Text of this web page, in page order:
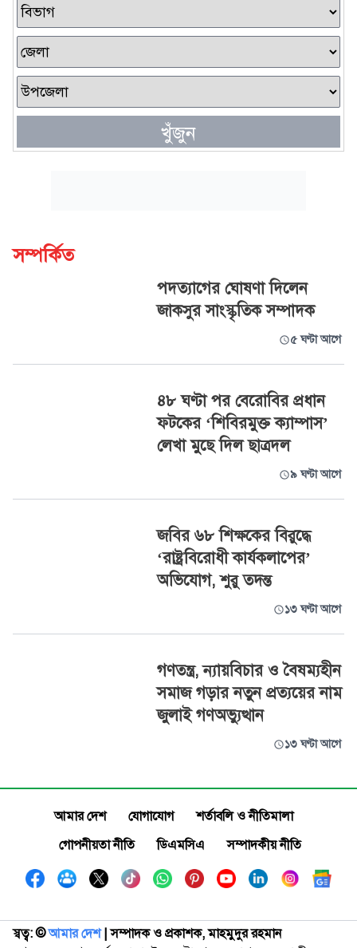
খুঁজুন
সম্পর্কিত
পদত্যাগের ঘোষণা দিলেন
জাকসুর সাংস্কৃতিক সম্পাদক
৫ ঘণ্টা আগে
৪৮ ঘণ্টা পর বেরোবির প্রধান
ফটকের ‘শিবিরমুক্ত ক্যাম্পাস’
লেখা মুছে দিল ছাত্রদল
৯ ঘণ্টা আগে
জবির ৬৮ শিক্ষকের বিরুদ্ধে
‘রাষ্ট্রবিরোধী কার্যকলাপের’
অভিযোগ, শুরু তদন্ত
১৩ ঘণ্টা আগে
গণতন্ত্র, ন্যায়বিচার ও বৈষম্যহীন
সমাজ গড়ার নতুন প্রত্যয়ের নাম
জুলাই গণঅভ্যুত্থান
১৩ ঘণ্টা আগে
আমার দেশ যোগাযোগ
শর্তাবলি ও নীতিমালা
গোপনীয়তা নীতি
ডিএমসিএ সম্পাদকীয় নীতি
স্বত্ব: ©️আমার দেশ| সম্পাদক ও প্রকাশক, মাহমুদুর রহমান